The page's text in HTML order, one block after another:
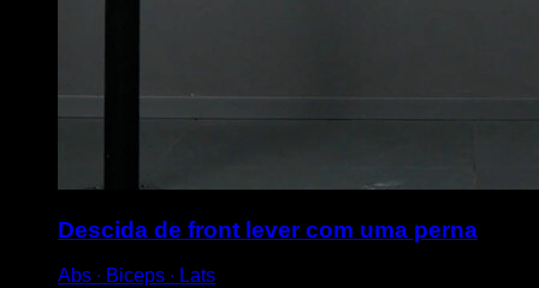
Descida de front lever com uma perna
Abs ∙ Biceps ∙ Lats